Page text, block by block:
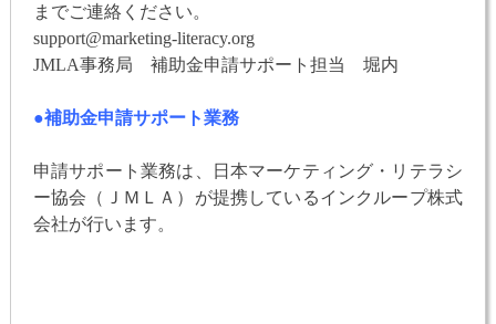
までご連絡ください。
support@marketing-literacy.org
JMLA事務局 補助金申請サポート担当 堀内
●補助金申請サポート業務
申請サポート業務は、日本マーケティング・リテラシ
ー協会（ＪＭＬＡ）が提携しているインクループ株式
会社が行います。